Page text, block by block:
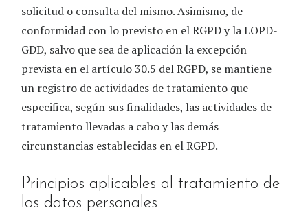
solicitud o consulta del mismo. Asimismo, de
conformidad con lo previsto en el RGPD y la LOPD-
GDD, salvo que sea de aplicación la excepción
prevista en el artículo 30.5 del RGPD, se mantiene
un registro de actividades de tratamiento que
especifica, según sus finalidades, las actividades de
tratamiento llevadas a cabo y las demás
circunstancias establecidas en el RGPD.
Principios aplicables al tratamiento de
los datos personales